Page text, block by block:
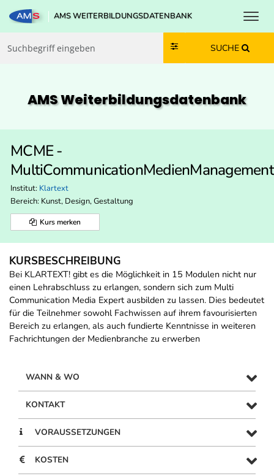
Zum Inhalt springen
Zum Navmenü springen
Zur Suche springen
Zur Footer springen
AMS WEITERBILDUNGSDATENBANK
SUCHE
AMS Weiterbildungs­datenbank
MCME -
MultiCommunicationMedienManagement
Institut: Klartext
Bereich: Kunst, Design, Gestaltung
Kurs merken
KURSBESCHREIBUNG
Bei KLARTEXT! gibt es die Möglichkeit in 15 Modulen nicht nur
einen Lehrabschluss zu erlangen, sondern sich zum Multi
Communication Media Expert ausbilden zu lassen. Dies bedeutet
für die Teilnehmer sowohl Fachwissen auf ihrem favourisierten
Bereich zu erlangen, als auch fundierte Kenntnisse in weiteren
Fachrichtungen der Medienbranche zu erwerben
WANN & WO
KONTAKT
VORAUSSETZUNGEN
KOSTEN